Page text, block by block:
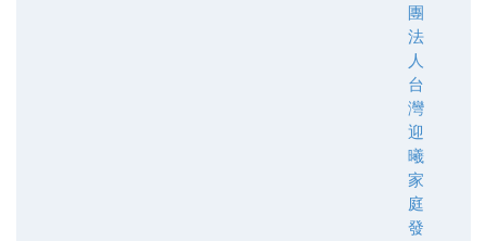
團
法
人
台
灣
迎
曦
家
庭
發